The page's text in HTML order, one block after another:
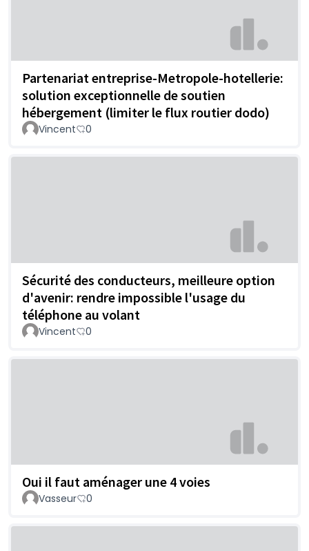
Partenariat entreprise-Metropole-hotellerie:
solution exceptionnelle de soutien
hébergement (limiter le flux routier dodo)
Vincent 0
Sécurité des conducteurs, meilleure option
d'avenir: rendre impossible l'usage du
téléphone au volant
Vincent 0
Oui il faut aménager une 4 voies
Vasseur 0